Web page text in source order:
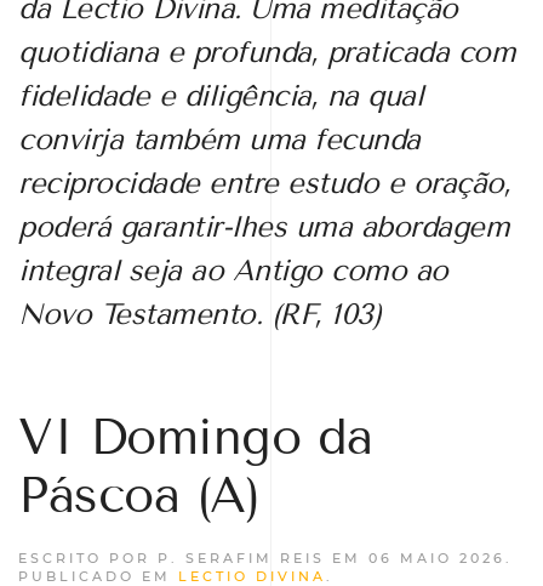
da Lectio Divina. Uma meditação
quotidiana e profunda, praticada com
fidelidade e diligência, na qual
convirja também uma fecunda
reciprocidade entre estudo e oração,
poderá garantir-lhes uma abordagem
integral seja ao Antigo como ao
Novo Testamento. (RF, 103)
VI Domingo da
Páscoa (A)
ESCRITO POR P. SERAFIM REIS EM 06 MAIO 2026 .
PUBLICADO EM LECTIO DIVINA .